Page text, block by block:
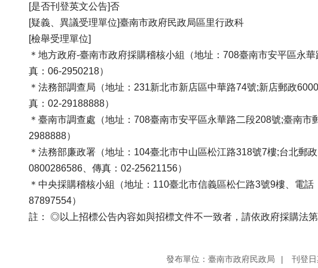
[是否刊登英文公告]否
[疑義、異議受理單位]臺南市政府民政局區里行政科
[檢舉受理單位]
＊地方政府-臺南市政府採購稽核小組（地址：708臺南市安平區永
真：06-2950218）
＊法務部調查局（地址：231新北市新店區中華路74號;新店郵政
真：02-29188888）
＊臺南市調查處（地址：708臺南市安平區永華路二段208號;臺南市
2988888）
＊法務部廉政署（地址：104臺北市中山區松江路318號7樓;台北郵
0800286586、傳真：02-25621156）
＊中央採購稽核小組（地址：110臺北市信義區松仁路3號9樓、電
87897554）
註： ◎以上招標公告內容如與招標文件不一致者，請依政府採購法
發布單位：臺南市政府民政局 刊登